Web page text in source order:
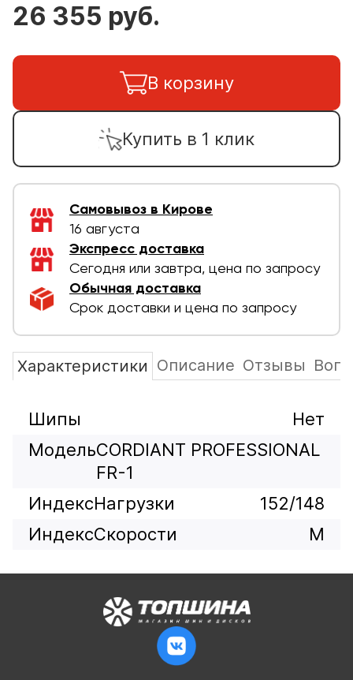
26 355 руб.
В корзину
Купить в 1 клик
Самовывоз в Кирове
16 августа
Экспресс доставка
Сегодня или завтра, цена по запросу
Обычная доставка
Срок доставки и цена по запросу
Характеристики Описание Отзывы
Шипы
Нет
МодельCORDIANT PROFESSIONAL
FR-1
ИндексНагрузки
152/148
ИндексСкорости
M